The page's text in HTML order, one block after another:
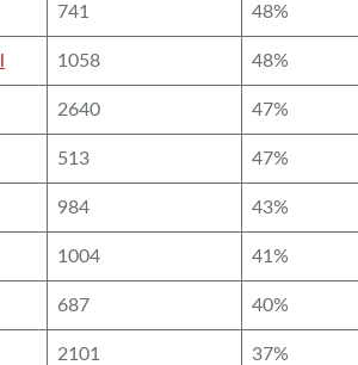
741 48%
1058 48%
2640 47%
513 47%
984 43%
1004 41%
687 40%
2101 37%